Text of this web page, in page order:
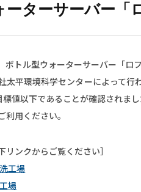
ーターサーバー「
ボトル型ウォーターサーバー「ロ
太平環境科学センターによって
値以下であることが確認されまし
用ください。
リンクからご覧ください］
工場
場